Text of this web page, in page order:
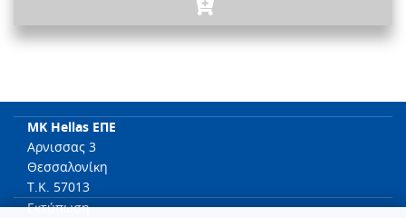
MK Hellas ΕΠΕ
Αρνισσας 3
Θεσσαλονίκη
T.K. 57013
Εκτύπωση